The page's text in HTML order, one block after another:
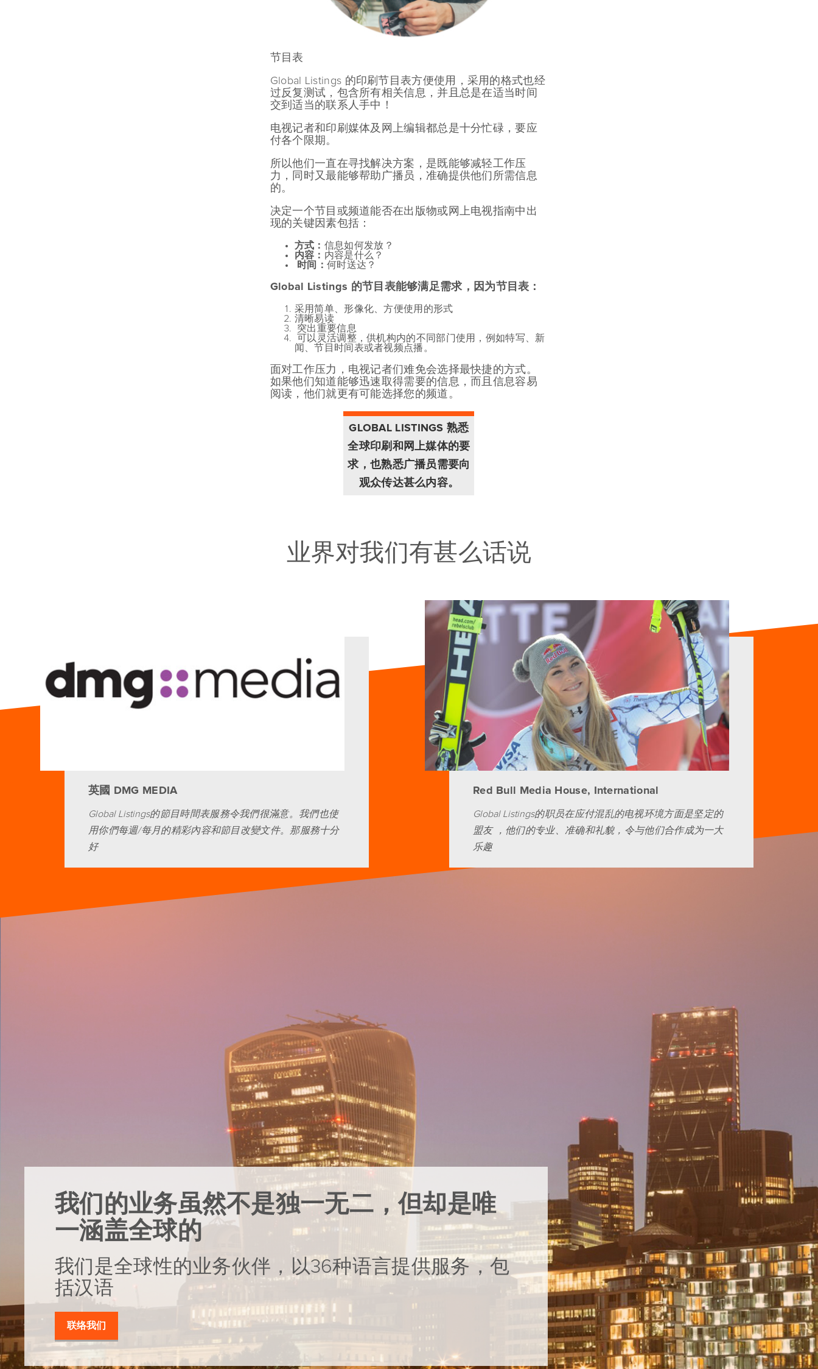
节目表
Global Listings 的印刷节目表方便使用，采用的格式也经
过反复测试，包含所有相关信息，并且总是在适当时间
交到适当的联系人手中！
电视记者和印刷媒体及网上编辑都总是十分忙碌，要应
付各个限期。
所以他们一直在寻找解决方案，是既能够减轻工作压
力，同时又最能够帮助广播员，准确提供他们所需信息
的。
决定一个节目或频道能否在出版物或网上电视指南中出
现的关键因素包括：
方式： 信息如何发放？
内容： 内容是什么？
时间：何时送达？
Global Listings 的节目表能够满足需求，因为节目表：
采用简单、形像化、方便使用的形式
清晰易读
突出重要信息
可以灵活调整，供机构内的不同部门使用，例如特写、新
闻、节目时间表或者视频点播。
面对工作压力，电视记者们难免会选择最快捷的方式。
如果他们知道能够迅速取得需要的信息，而且信息容易
阅读，他们就更有可能选择您的频道。
GLOBAL LISTINGS 熟悉
全球印刷和网上媒体的要
求，也熟悉广播员需要向
观众传达甚么内容。
业界对我们有甚么话说
英國 DMG MEDIA
Global Listings的節目時間表服務令我們很滿意。我們也使
用你們每週/每月的精彩內容和節目改變文件。那服務十分
好
Red Bull Media House, International
Global Listings的职员在应付混乱的电视环境方面是坚定的
盟友 ，他们的专业、准确和礼貌，令与他们合作成为一大
乐趣
我们的业务虽然不是独一无二，但却是唯
一涵盖全球的
我们是全球性的业务伙伴，以36种语言提供服务，包
括汉语
联络我们